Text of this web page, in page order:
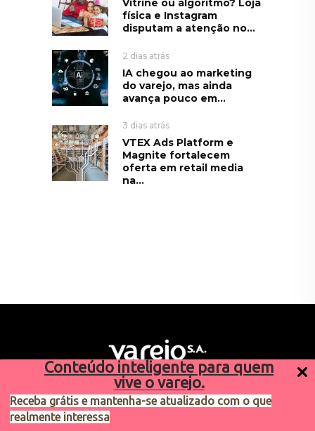
Conteúdo inteligente para quem
vive o varejo.
Receba grátis e mantenha-se atualizado com o que
realmente interessa
Vitrine ou algoritmo? Loja
física e Instagram
disputam a atenção no...
2 dias atrás
IA chegou ao marketing
do varejo, mas ainda
avança pouco em...
3 dias atrás
VTEX Ads Platform e
Magnite fortalecem
oferta em retail media
na...
Sugestões de pauta